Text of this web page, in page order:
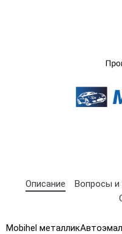
Описание Вопросы и
Mobihel